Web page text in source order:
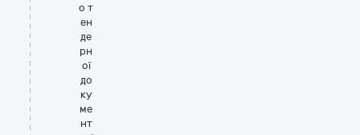
о т
ен
де
рн
ої
до
ку
ме
нт